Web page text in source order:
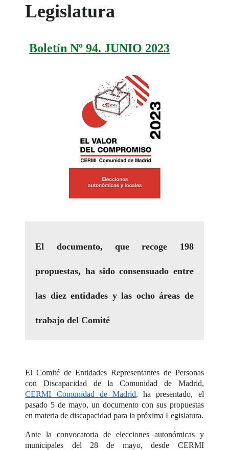
Legislatura
Boletín Nº 94. JUNIO 2023
El documento, que recoge 198
propuestas, ha sido consensuado entre
las diez entidades y las ocho áreas de
trabajo del Comité
El Comité de Entidades Representantes de Personas
con Discapacidad de la Comunidad de Madrid,
CERMI Comunidad de Madrid, ha presentado, el
pasado 5 de mayo, un documento con sus propuestas
en materia de discapacidad para la próxima Legislatura.
Ante la convocatoria de elecciones autonómicas y
municipales del 28 de mayo, desde CERMI